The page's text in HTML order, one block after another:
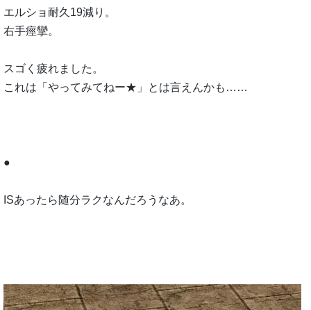
エルショ耐久19減り。
右手痙攣。
スゴく疲れました。
これは「やってみてねー★」とは言えんかも……
●
ISあったら随分ラクなんだろうなあ。